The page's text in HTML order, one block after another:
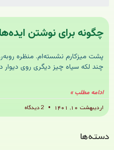
چگونه برای نوشتن
پشت میزکارم نشسته‌ام. منظره
چند لکه سیاه چیز دیگری روی دیوار
ادامه مطلب »
اردیبهشت ۱۰, ۱۴۰۱
دسته‌ها